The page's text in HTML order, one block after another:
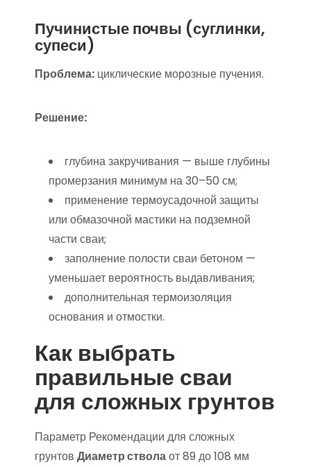
Пучинистые почвы (суглинки,
супеси)
Проблема: циклические морозные пучения.
Решение:
глубина закручивания — выше глубины
промерзания минимум на 30–50 см;
применение термоусадочной защиты
или обмазочной мастики на подземной
части сваи;
заполнение полости сваи бетоном —
уменьшает вероятность выдавливания;
дополнительная термоизоляция
основания и отмостки.
Как выбрать
правильные сваи
для сложных грунтов
Параметр Рекомендации для сложных
грунтов Диаметр стволаот 89 до 108 мм